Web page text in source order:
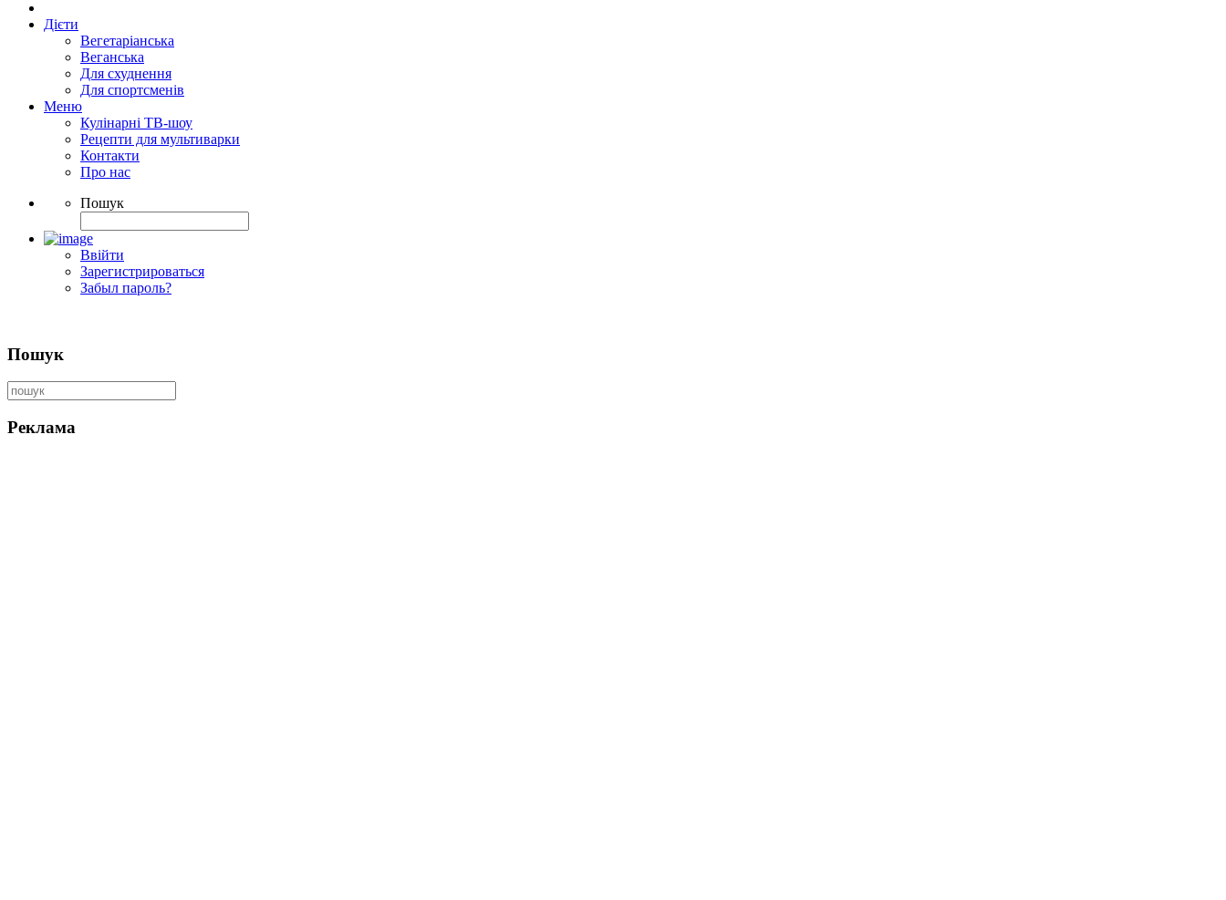
Дієти
Вегетаріанська
Веганська
Для схуднення
Для спортсменів
Меню
Кулінарні ТВ-шоу
Рецепти для мультиварки
Контакти
Про нас
Пошук
Ввійти
Зарегистрироваться
Забыл пароль?
Пошук
Реклама